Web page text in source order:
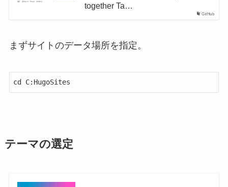
GitHub
together Ta…
まずサイトのデータ場所を指定。
テーマの選定